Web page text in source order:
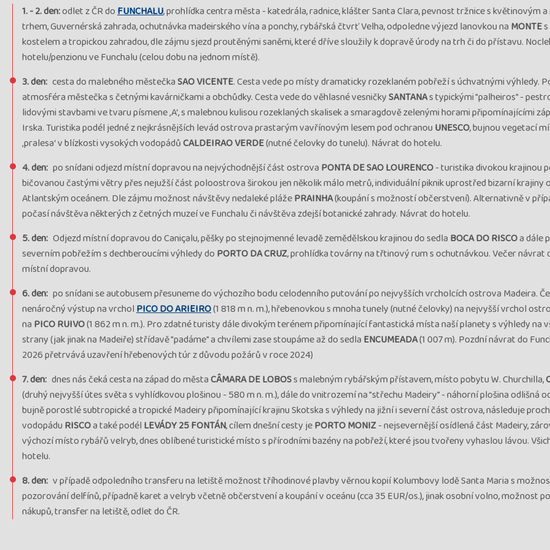
12.05. - 19.05.26
utorok - utorok
VYPRODÁNO, Garance odjezdu, období
květinového festivalu, průvodce: Jarka
Pechová
26MPT02729 1 770 €
cena za 8 dní
19.05. - 26.05.26
utorok - utorok
VYPRODÁNO, Garance odjezdu, období
květinového festivalu, průvodce: Irena
Pilařová
26MPT02708
cena za 8 dní
09.06. - 16.06.26
utorok - utorok
Poslední volný pokoj, na ověření letu, Garance
odjezdu, průvodce: Irena Pilařová
26MPT01730 1 702 €
30.06. - 07.07.26
utorok - utorok
VYPRODÁNO, Garance odjezdu, průvodce:
Petra Janigová
26MPT02707 1 745 €
cena za 8 dní
14.07. - 21.07.26
utorok - utorok
VYPRODÁNO, Garance odjezdu, průvodce:
Romana Chovancová
26MPT02712
04.08. - 11.08.26
utorok - utorok
VYPRODÁNO, Garance odjezdu, průvodce:
26MPT02702 1 766 €
1. - 2. den:odlet z ČR doFUNCHALU, prohlídka centra města - katedrála, radnice, klášter Santa Clara, pevnost tržnice s květinovým
trhem, Guvernérská zahrada, ochutnávka madeirského vína a ponchy, rybářská čtvrť Velha, odpoledne výjezd lanovkou na MONTE
kostelem a tropickou zahradou, dle zájmu sjezd proutěnými saněmi, které dříve sloužily k dopravě úrody na trh či do přístavu.
hotelu/penzionu ve Funchalu (celou dobu na jednom místě).
3. den: cesta do malebného městečkaSAO VICENTE. Cesta vede po místy dramaticky rozeklaném pobřeží s úchvatnými výhledy.
atmosféra městečka s četnými kavárničkami a obchůdky. Cesta vede do věhlasné vesničkySANTANAs typickými "palheiros" -
lidovými stavbami ve tvaru písmene ‚A‘, s malebnou kulisou rozeklaných skalisek a smaragdově zelenými horami připomínajícími
Irska. Turistika podél jedné z nejkrásnějších levád ostrova prastarým vavřínovým lesem pod ochranou UNESCO, bujnou vegetací
‚pralesa‘ v blízkosti vysokých vodopádůCALDEIRAO VERDE(nutné čelovky do tunelu). Návrat do hotelu.
4. den: po snídani odjezd místní dopravou na nejvýchodnější část ostrova PONTA DE SAO LOURENCO- turistika divokou krajinou
bičovanou častými větry přes nejužší část poloostrova širokou jen několik málo metrů, individuální piknik uprostřed bizarní krajiny
Atlantským oceánem. Dle zájmu možnost návštěvy nedaleké plážePRAINHA(koupání s možností občerstvení). Alternativně v
počasí návštěva některých z četných muzeí ve Funchalu či návštěva zdejší botanické zahrady. Návrat do hotelu.
5. den: Odjezd místní dopravou do Caniçalu, pěšky po stejnojmenné levadě zemědělskou krajinou do sedla BOCA DO RISCOa dále
severním pobřežím s dechberoucími výhledy do PORTO DA CRUZ, prohlídka továrny na třtinový rum s ochutnávkou. Večer návrat
místní dopravou.
6. den: po snídani se autobusem přesuneme do výchozího bodu celodenního putování po nejvyšších vrcholcích ostrova Madeira.
nenáročný výstup na vrcholPICO DO ARIEIRO(1 818 m n. m.), hřebenovkou s mnoha tunely (nutné čelovky) na nejvyšší vrchol
na PICO RUIVO(1 862 m n. m.). Pro zdatné turisty dále divokým terénem připomínající fantastická místa naší planety s výhledy na
strany (jak jinak na Madeiře) střídavě "padáme" a chvílemi zase stoupáme až do sedla ENCUMEADA(1 007 m). Pozdní návrat do
2026 přetrvává uzavření hřebenových túr z důvodu požárů v roce 2024)
7. den: dnes nás čeká cesta na západ do městaCÂMARA DE LOBOSs malebným rybářským přístavem, místo pobytu W. Churchilla,
(druhý nejvyšší útes světa s vyhlídkovou plošinou - 580 m n. m.), dále do vnitrozemí na "střechu Madeiry" - náhorní plošina odlišná
bujně porostlé subtropické a tropické Madeiry připomínající krajinu Skotska s výhledy na jižní i severní část ostrova, následuje
vodopádu RISCOa také podél LEVÁDY 25 FONTÁN, cílem dnešní cesty jePORTO MONIZ- nejsevernější osídlená část Madeiry,
výchozí místo rybářů velryb, dnes oblíbené turistické místo s přírodními bazény na pobřeží, které jsou tvořeny vyhaslou lávou.
hotelu.
8. den: v případě odpoledního transferu na letiště možnost tříhodinové plavby věrnou kopií Kolumbovy lodě Santa Maria s
pozorování delfínů, případně karet a velryb včetně občerstvení a koupání v oceánu (cca 35 EUR/os.), jinak osobní volno, možnost
nákupů, transfer na letiště, odlet do ČR.